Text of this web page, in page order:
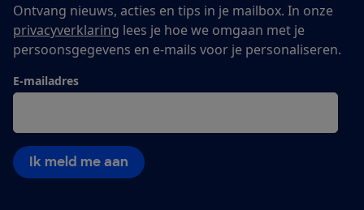
Ontvang nieuws, acties en tips in je mailbox. In onze
privacyverklaring lees je hoe we omgaan met je
persoonsgegevens en e-mails voor je personaliseren.
E-mailadres
Ik meld me aan